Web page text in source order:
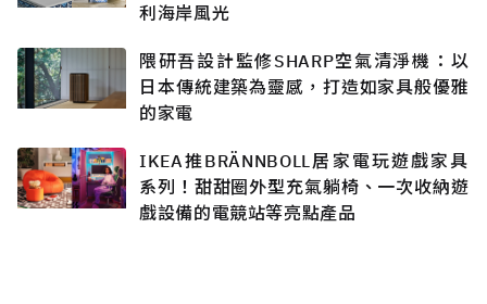
利海岸風光
隈研吾設計監修SHARP空氣清淨機：以
日本傳統建築為靈感，打造如家具般優雅
的家電
IKEA推BRÄNNBOLL居家電玩遊戲家具
系列！甜甜圈外型充氣躺椅、一次收納遊
戲設備的電競站等亮點產品